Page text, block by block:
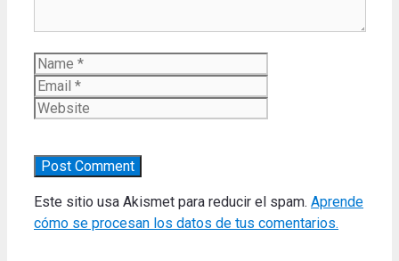
Name
Este sitio usa Akismet para reducir el spam. Aprende
cómo se procesan los datos de tus comentarios.